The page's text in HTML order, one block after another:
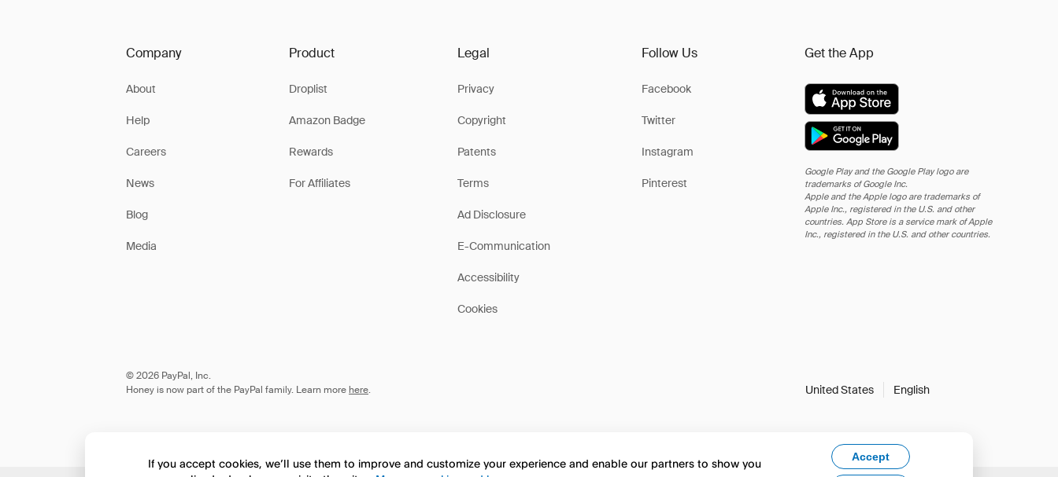
Company
About
Help
Careers
News
Blog
Media
Product
Droplist
Amazon Badge
Rewards
For Affiliates
Legal
Privacy
Copyright
Patents
Terms
Ad Disclosure
E-Communication
Accessibility
Cookies
Follow Us
Facebook
Twitter
Instagram
Pinterest
Get the App
Google Play and the Google Play logo are
trademarks of Google Inc.
Apple and the Apple logo are trademarks of
Apple Inc., registered in the U.S. and other
countries. App Store is a service mark of Apple
Inc., registered in the U.S. and other countries.
© 2026 PayPal, Inc.
Honey is now part of the PayPal family. Learn more here. United States English
If you accept cookies, we’ll use them to improve and customize your experience and enable our partners to show you
Accept